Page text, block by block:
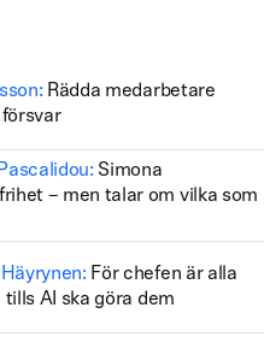
Rädda medarbetare
Simona
– men talar om vilka som
För chefen är alla
AI ska göra dem